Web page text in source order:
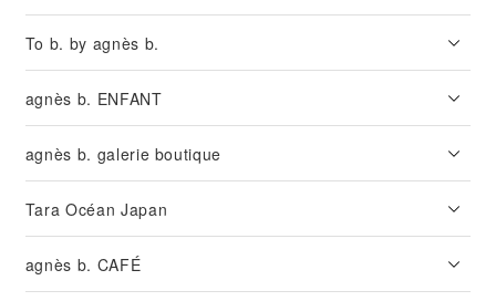
To b. by agnès b.
agnès b. ENFANT
agnès b. galerie boutique
Tara Océan Japan
agnès b. CAFÉ